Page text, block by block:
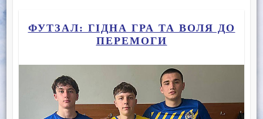
ФУТЗАЛ: ГІДНА ГРА ТА ВОЛЯ ДО
ПЕРЕМОГИ